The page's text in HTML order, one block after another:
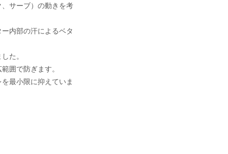
サーブ）の動きを考
内部の汗によるベタ
た。
囲で防ぎます。
最小限に抑えていま